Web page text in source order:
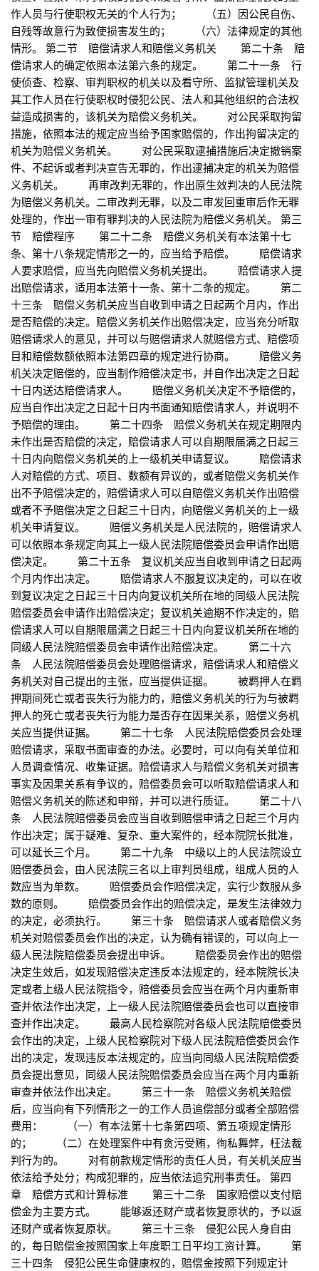
作人员与行使职权无关的个人行为； （五）因公民自伤、
自残等故意行为致使损害发生的； （六）法律规定的其他
情形。 第二节 赔偿请求人和赔偿义务机关 第二十条 赔
偿请求人的确定依照本法第六条的规定。 第二十一条 行
使侦查、检察、审判职权的机关以及看守所、监狱管理机关及
其工作人员在行使职权时侵犯公民、法人和其他组织的合法权
益造成损害的，该机关为赔偿义务机关。 对公民采取拘留
措施，依照本法的规定应当给予国家赔偿的，作出拘留决定的
机关为赔偿义务机关。 对公民采取逮捕措施后决定撤销案
件、不起诉或者判决宣告无罪的，作出逮捕决定的机关为赔偿
义务机关。 再审改判无罪的，作出原生效判决的人民法院
为赔偿义务机关。二审改判无罪，以及二审发回重审后作无罪
处理的，作出一审有罪判决的人民法院为赔偿义务机关。 第三
节 赔偿程序 第二十二条 赔偿义务机关有本法第十七
条、第十八条规定情形之一的，应当给予赔偿。 赔偿请求
人要求赔偿，应当先向赔偿义务机关提出。 赔偿请求人提
出赔偿请求，适用本法第十一条、第十二条的规定。 第二
十三条 赔偿义务机关应当自收到申请之日起两个月内，作出
是否赔偿的决定。赔偿义务机关作出赔偿决定，应当充分听取
赔偿请求人的意见，并可以与赔偿请求人就赔偿方式、赔偿项
目和赔偿数额依照本法第四章的规定进行协商。 赔偿义务
机关决定赔偿的，应当制作赔偿决定书，并自作出决定之日起
十日内送达赔偿请求人。 赔偿义务机关决定不予赔偿的，
应当自作出决定之日起十日内书面通知赔偿请求人，并说明不
予赔偿的理由。 第二十四条 赔偿义务机关在规定期限内
未作出是否赔偿的决定，赔偿请求人可以自期限届满之日起三
十日内向赔偿义务机关的上一级机关申请复议。 赔偿请求
人对赔偿的方式、项目、数额有异议的，或者赔偿义务机关作
出不予赔偿决定的，赔偿请求人可以自赔偿义务机关作出赔偿
或者不予赔偿决定之日起三十日内，向赔偿义务机关的上一级
机关申请复议。 赔偿义务机关是人民法院的，赔偿请求人
可以依照本条规定向其上一级人民法院赔偿委员会申请作出赔
偿决定。 第二十五条 复议机关应当自收到申请之日起两
个月内作出决定。 赔偿请求人不服复议决定的，可以在收
到复议决定之日起三十日内向复议机关所在地的同级人民法院
赔偿委员会申请作出赔偿决定；复议机关逾期不作决定的，赔
偿请求人可以自期限届满之日起三十日内向复议机关所在地的
同级人民法院赔偿委员会申请作出赔偿决定。 第二十六
条 人民法院赔偿委员会处理赔偿请求，赔偿请求人和赔偿义
务机关对自己提出的主张，应当提供证据。 被羁押人在羁
押期间死亡或者丧失行为能力的，赔偿义务机关的行为与被羁
押人的死亡或者丧失行为能力是否存在因果关系，赔偿义务机
关应当提供证据。 第二十七条 人民法院赔偿委员会处理
赔偿请求，采取书面审查的办法。必要时，可以向有关单位和
人员调查情况、收集证据。赔偿请求人与赔偿义务机关对损害
事实及因果关系有争议的，赔偿委员会可以听取赔偿请求人和
赔偿义务机关的陈述和申辩，并可以进行质证。 第二十八
条 人民法院赔偿委员会应当自收到赔偿申请之日起三个月内
作出决定；属于疑难、复杂、重大案件的，经本院院长批准，
可以延长三个月。 第二十九条 中级以上的人民法院设立
赔偿委员会，由人民法院三名以上审判员组成，组成人员的人
数应当为单数。 赔偿委员会作赔偿决定，实行少数服从多
数的原则。 赔偿委员会作出的赔偿决定，是发生法律效力
的决定，必须执行。 第三十条 赔偿请求人或者赔偿义务
机关对赔偿委员会作出的决定，认为确有错误的，可以向上一
级人民法院赔偿委员会提出申诉。 赔偿委员会作出的赔偿
决定生效后，如发现赔偿决定违反本法规定的，经本院院长决
定或者上级人民法院指令，赔偿委员会应当在两个月内重新审
查并依法作出决定，上一级人民法院赔偿委员会也可以直接审
查并作出决定。 最高人民检察院对各级人民法院赔偿委员
会作出的决定，上级人民检察院对下级人民法院赔偿委员会作
出的决定，发现违反本法规定的，应当向同级人民法院赔偿委
员会提出意见，同级人民法院赔偿委员会应当在两个月内重新
审查并依法作出决定。 第三十一条 赔偿义务机关赔偿
后，应当向有下列情形之一的工作人员追偿部分或者全部赔偿
费用： （一）有本法第十七条第四项、第五项规定情形
的； （二）在处理案件中有贪污受贿，徇私舞弊，枉法裁
判行为的。 对有前款规定情形的责任人员，有关机关应当
依法给予处分；构成犯罪的，应当依法追究刑事责任。 第四
章 赔偿方式和计算标准 第三十二条 国家赔偿以支付赔
偿金为主要方式。 能够返还财产或者恢复原状的，予以返
还财产或者恢复原状。 第三十三条 侵犯公民人身自由
的，每日赔偿金按照国家上年度职工日平均工资计算。 第
三十四条 侵犯公民生命健康权的，赔偿金按照下列规定计